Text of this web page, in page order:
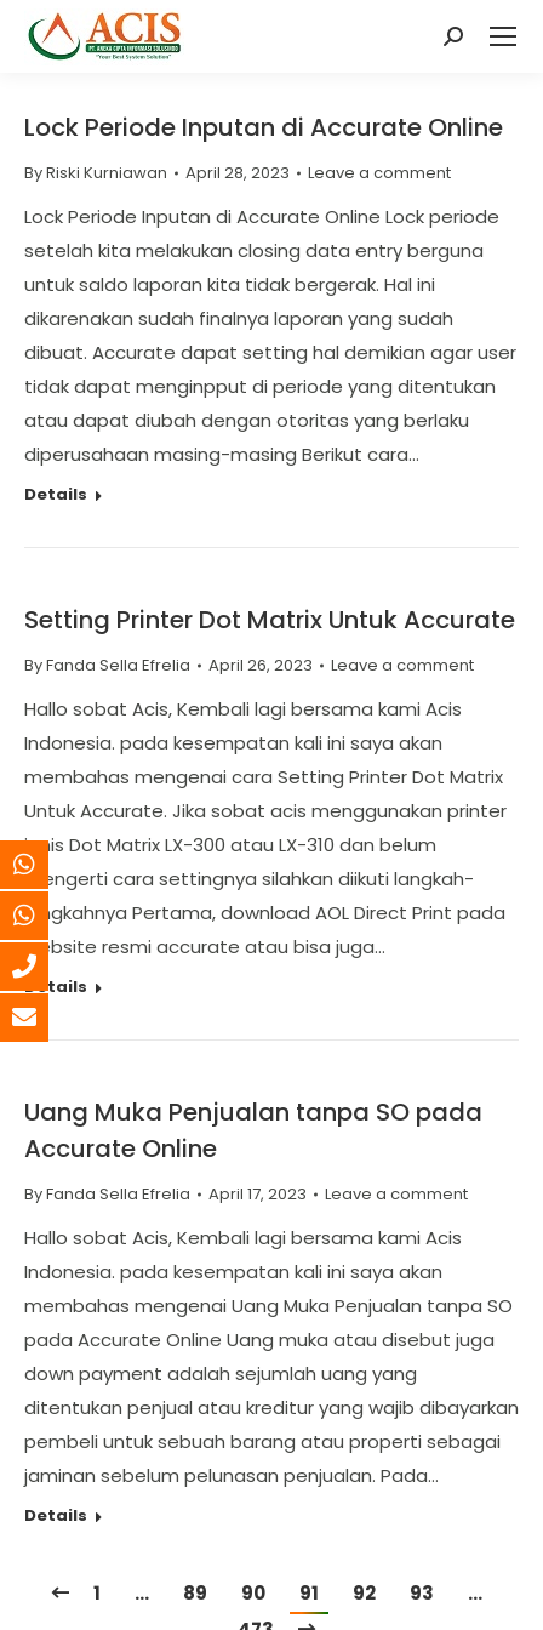
Search:
Lock Periode Inputan di Accurate Online
ByRiski Kurniawan April 28, 2023 Leave a comment
Lock Periode Inputan di Accurate Online Lock periode
setelah kita melakukan closing data entry berguna
untuk saldo laporan kita tidak bergerak. Hal ini
dikarenakan sudah finalnya laporan yang sudah
dibuat. Accurate dapat setting hal demikian agar user
tidak dapat menginpput di periode yang ditentukan
atau dapat diubah dengan otoritas yang berlaku
diperusahaan masing-masing Berikut cara…
Details
Setting Printer Dot Matrix Untuk Accurate
ByFanda Sella Efrelia April 26, 2023 Leave a comment
Hallo sobat Acis, Kembali lagi bersama kami Acis
Indonesia. pada kesempatan kali ini saya akan
membahas mengenai cara Setting Printer Dot Matrix
Untuk Accurate. Jika sobat acis menggunakan printer
jenis Dot Matrix LX-300 atau LX-310 dan belum
mengerti cara settingnya silahkan diikuti langkah-
langkahnya Pertama, download AOL Direct Print pada
website resmi accurate atau bisa juga…
Details
Uang Muka Penjualan tanpa SO pada
Accurate Online
ByFanda Sella Efrelia April 17, 2023 Leave a comment
Hallo sobat Acis, Kembali lagi bersama kami Acis
Indonesia. pada kesempatan kali ini saya akan
membahas mengenai Uang Muka Penjualan tanpa SO
pada Accurate Online Uang muka atau disebut juga
down payment adalah sejumlah uang yang
ditentukan penjual atau kreditur yang wajib dibayarkan
pembeli untuk sebuah barang atau properti sebagai
jaminan sebelum pelunasan penjualan. Pada…
Details
1 … 89 90 91 92 93
…